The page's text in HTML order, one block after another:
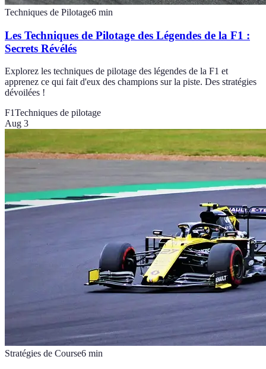
Techniques de Pilotage6 min
Les Techniques de Pilotage des Légendes de la F1 :
Secrets Révélés
Explorez les techniques de pilotage des légendes de la F1 et
apprenez ce qui fait d'eux des champions sur la piste. Des stratégies
dévoilées !
F1Techniques de pilotage
Aug 3
Stratégies de Course6 min